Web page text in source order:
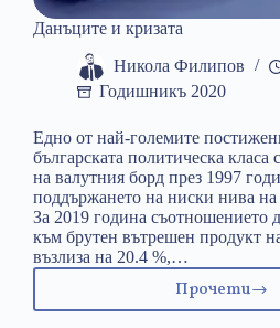
Данъците и кризата
Никола Филипов
Годишникъ 2020
Едно от най-големите
българската политическа класа
на валутния борд през 1997
поддържането на ниски нива на
За 2019 година съотношението
към брутен вътрешен продукт
възлиза на 20.4 %,…
Прочети